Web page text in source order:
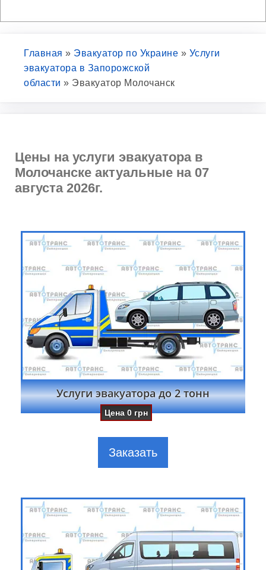
Главная » Эвакуатор по Украине » Услуги
эвакуатора в Запорожской
области » Эвакуатор Молочанск
Цены на услуги эвакуатора в
Молочанске актуальные на 07
августа 2026г.
Услуги эвакуатора до 2 тонн
Цена0 грн
Заказать